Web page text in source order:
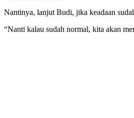
Nantinya, lanjut Budi, jika keadaan
“Nanti kalau sudah normal, kita akan